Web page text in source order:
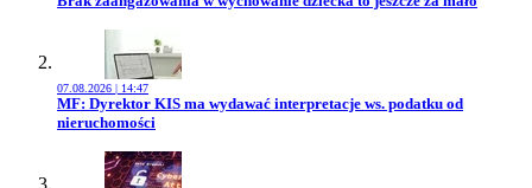
07.08.2026 | 14:47
Przejdź do artykułu:
MF: Dyrektor KIS ma wydawać interpretacje ws. podatku od
nieruchomości